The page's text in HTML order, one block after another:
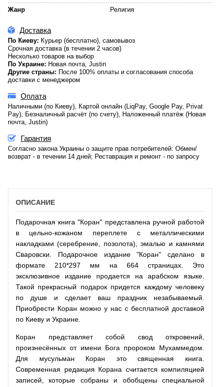
Жанр Религия
Доставка
По Киеву: Курьер (бесплатно), самовывоз
Срочная доставка (в течении 2 часов)
Несколько товаров на выбор
По Украине: Новая почта, Justin
Другие страны: После 100% оплаты и согласования способа
доставки с менеджером
Оплата
Наличными (по Киеву), Картой онлайн (LiqPay, Google Pay, Privat
Pay), Безналичный расчёт (по счету), Наложенный платёж (Новая
почта, Justin)
Гарантия
Согласно закона Украины о защите прав потребителей: Обмен/
возврат - в течении 14 дней; Реставрация и ремонт - по запросу
ОПИСАНИЕ
Подарочная книга "Коран" представлена ручной работой
в цельно-кожаном переплете с металлическими
накладками (серебрение, позолота), эмалью и камнями
Сваровски. Подарочное издание "Коран" сделано в
формате 210*297 мм на 664 страницах. Это
эксклюзивное издание продается на арабском языке.
Такой прекрасный подарок придется каждому человеку
по душе и сделает ваш праздник незабываемый.
Приобрести Коран можно у нас с бесплатной доставкой
по Киеву и Украине.
Коран представляет собой свод откровений,
произнесённых от имени Бога пророком Мухаммедом.
Для мусульман Коран это священная книга.
Современная редакция Корана считается компиляцией
записей, которые собраны и обобщены специальной